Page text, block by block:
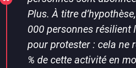
Plus. À titre
000 personnes résilient
pour protester : cela ne
% de cette activité en